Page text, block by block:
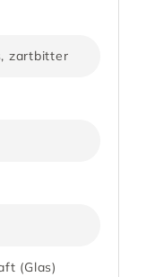
zartbitter
(Glas)